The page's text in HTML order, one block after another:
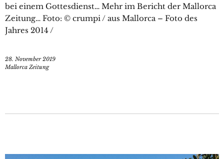
bei einem Gottesdienst… Mehr im Bericht der Mallorca
Zeitung… Foto: © crumpi / aus Mallorca – Foto des
Jahres 2014 /
28. November 2019
Mallorca Zeitung